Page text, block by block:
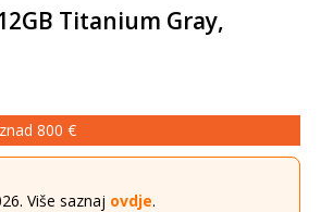
Titanium Gray,
800 €
Više saznaj ovdje.